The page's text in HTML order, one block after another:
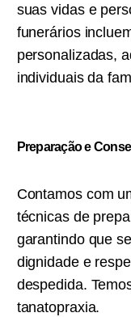
suas vidas e
funerários
personalizadas,
individuais da
Preparação e
Contamos com
técnicas de
garantindo que
dignidade e
despedida.
tanatopraxia.